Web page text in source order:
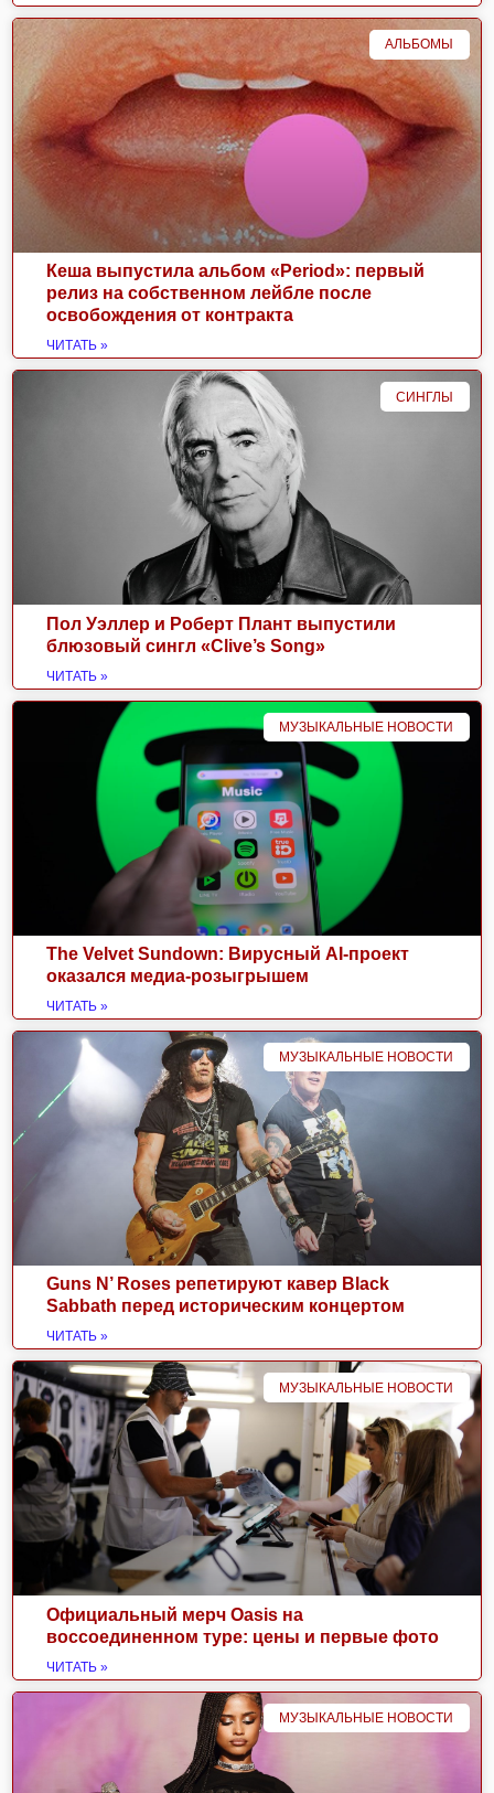
АЛЬБОМЫ
Кеша выпустила альбом «Period»: первый
релиз на собственном лейбле после
освобождения от контракта
ЧИТАТЬ »
СИНГЛЫ
Пол Уэллер и Роберт Плант выпустили
блюзовый сингл «Clive’s Song»
ЧИТАТЬ »
МУЗЫКАЛЬНЫЕ НОВОСТИ
The Velvet Sundown: Вирусный AI-проект
оказался медиа-розыгрышем
ЧИТАТЬ »
МУЗЫКАЛЬНЫЕ НОВОСТИ
Guns N’ Roses репетируют кавер Black
Sabbath перед историческим концертом
ЧИТАТЬ »
МУЗЫКАЛЬНЫЕ НОВОСТИ
Официальный мерч Oasis на
воссоединенном туре: цены и первые фото
ЧИТАТЬ »
МУЗЫКАЛЬНЫЕ НОВОСТИ